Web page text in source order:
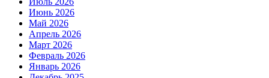
Июнь 2026
Май 2026
Апрель 2026
Март 2026
Февраль 2026
Январь 2026